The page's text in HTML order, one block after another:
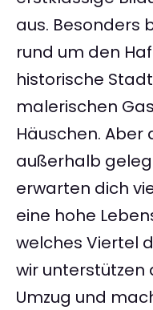
aus. Besonders
rund um den
historische
malerischen
Häuschen. Aber
außerhalb
erwarten dich
eine hohe
welches Viertel
wir unterstützen
Umzug und